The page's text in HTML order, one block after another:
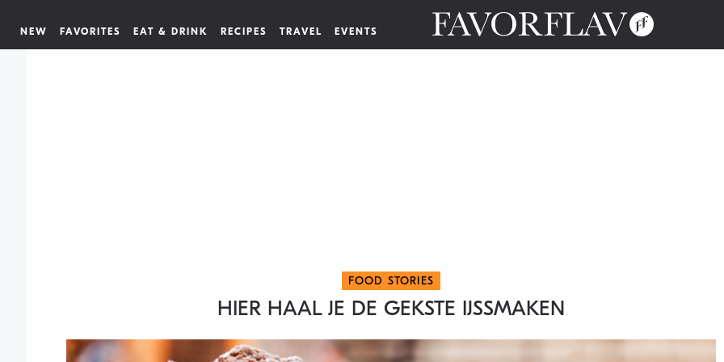
NEW FAVORITES EAT & DRINK RECIPES TRAVEL EVENTS
FOOD STORIES
HIER HAAL JE DE GEKSTE IJSSMAKEN